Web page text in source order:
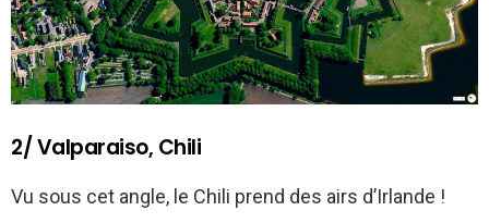
2/ Valparaiso, Chili
Vu sous cet angle, le Chili prend des airs d’Irlande !